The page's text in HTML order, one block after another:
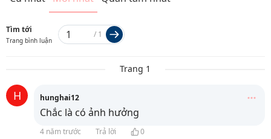
Tìm tới
Trang bình luận
/ 1
Trang 1
H hunghai12
Chắc là có ảnh hưởng
4 năm trước Trả lời 0